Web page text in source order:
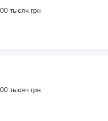
тысяч грн
тысяч грн